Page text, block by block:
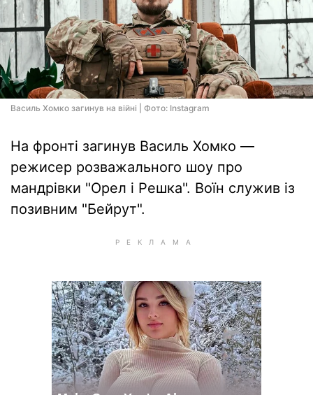
Василь Хомко загинув на війні | Фото: Instagram
На фронті загинув Василь Хомко —
режисер розважального шоу про
мандрівки "Орел і Решка". Воїн служив із
позивним "Бейрут".